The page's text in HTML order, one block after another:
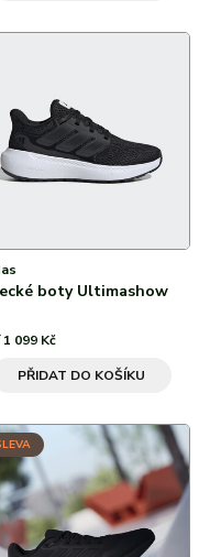
boty Ultimashow
1 099 Kč
PŘIDAT DO KOŠÍKU